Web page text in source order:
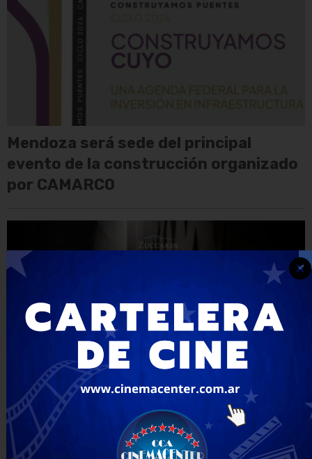
Mendoza será sede del principal
evento de la construcción organizado
por CAMARCO
Hito en su historia: Zuccardi alcanza
14 puntajes perfectos de 100 puntos